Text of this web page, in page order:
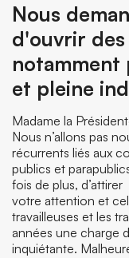
Nous
d'ouvrir
notamment
et pleine
Madame la
Nous n’allons pas
récurrents liés aux
publics et
fois de plus, d’attirer
votre attention et
travailleuses et les
années une charge
inquiétante.